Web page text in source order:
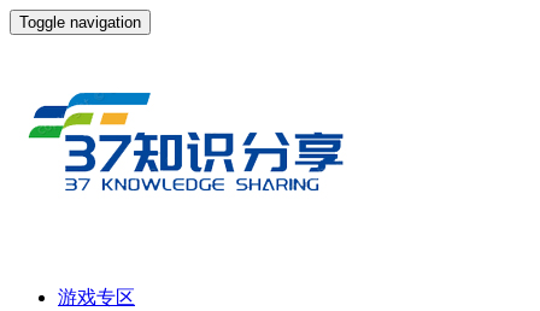
Toggle navigation
游戏专区